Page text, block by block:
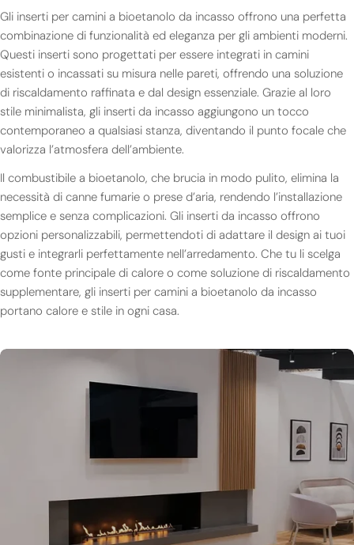
Gli inserti per camini a bioetanolo da incasso offrono una perfetta
combinazione di funzionalità ed eleganza per gli ambienti moderni.
Questi inserti sono progettati per essere integrati in camini
esistenti o incassati su misura nelle pareti, offrendo una soluzione
di riscaldamento raffinata e dal design essenziale. Grazie al loro
stile minimalista, gli inserti da incasso aggiungono un tocco
contemporaneo a qualsiasi stanza, diventando il punto focale che
valorizza l’atmosfera dell’ambiente.
Il combustibile a bioetanolo, che brucia in modo pulito, elimina la
necessità di canne fumarie o prese d’aria, rendendo l’installazione
semplice e senza complicazioni. Gli inserti da incasso offrono
opzioni personalizzabili, permettendoti di adattare il design ai tuoi
gusti e integrarli perfettamente nell’arredamento. Che tu li scelga
come fonte principale di calore o come soluzione di riscaldamento
supplementare, gli inserti per camini a bioetanolo da incasso
portano calore e stile in ogni casa.